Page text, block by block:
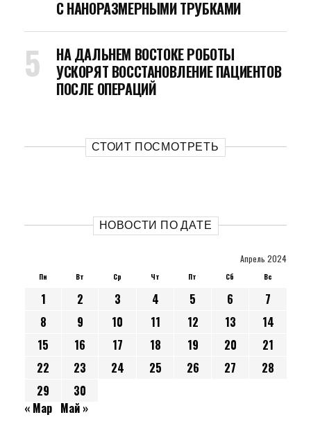
С НАНОРАЗМЕРНЫМИ ТРУБКАМИ
НА ДАЛЬНЕМ ВОСТОКЕ РОБОТЫ
УСКОРЯТ ВОССТАНОВЛЕНИЕ ПАЦИЕНТОВ
ПОСЛЕ ОПЕРАЦИЙ
СТОИТ ПОСМОТРЕТЬ
НОВОСТИ ПО ДАТЕ
Апрель 2024
Пн Вт Ср Чт Пт Сб Вс
1 2 3 4 5 6
7
8
9 10 11 12 13
14
15
16 17 18 19 20
21
22
23 24 25 26 27
28
29
30
« Мар Май »